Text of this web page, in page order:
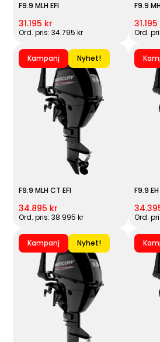
F9.9 MLH EFI
31.195 kr
Ord. pris: 34.795 kr
F9.9
Ord.
Kampanj Nyhet!
F9.9 MLH CT EFI
34.895 kr
Ord. pris: 38.995 kr
F9.9 EH
Ord.
Kampanj Nyhet!